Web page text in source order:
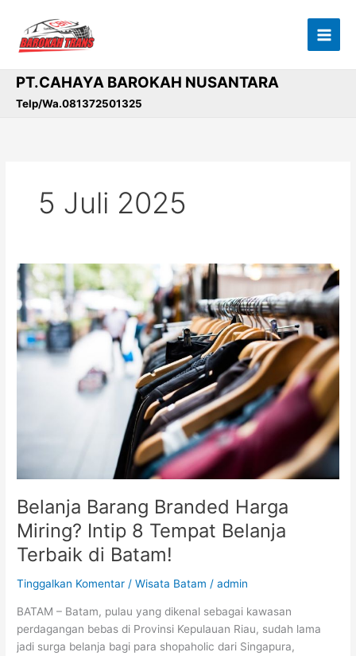
konten
PT.CAHAYA BAROKAH NUSANTARA
Telp/Wa.081372501325
5 Juli 2025
Belanja Barang Branded Harga
Miring? Intip 8 Tempat Belanja
Terbaik di Batam!
Tinggalkan Komentar /Wisata Batam /admin
BATAM – Batam, pulau yang dikenal sebagai kawasan
perdagangan bebas di Provinsi Kepulauan Riau, sudah lama
jadi surga belanja bagi para shopaholic dari Singapura,
Belanja
Barang
Branded
Harga
Miring?
Intip